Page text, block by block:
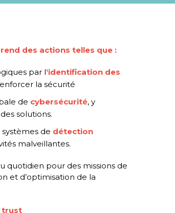
des actions telles que :
par l‘identification des
la sécurité
de cybersécurité, y
solutions.
de détection
malveillantes.
quotidien pour des missions de
et d’optimisation de la
trust